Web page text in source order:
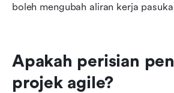
boleh mengubah aliran kerja
Apakah perisian
projek agile?